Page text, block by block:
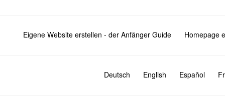
Eigene Website erstellen - der Anfänger Guide Homepage
Deutsch English Español